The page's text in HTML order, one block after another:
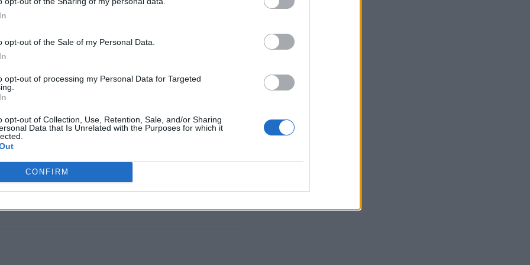
opt-out of the Sale of my Personal Data.
opt-out of processing my Personal Data for Targeted
opt-out of Collection, Use, Retention, Sale, and/or Sharing
Data that Is Unrelated with the Purposes for which it
CONFIRM
ROCHE BOBOIS – MOLTENI&C: Art
Mens Arena
Function Τα όρια των σύγχρονων τεχνών
αποτέλεσμα είναι πρωτοποριακά έργα το…
Read More